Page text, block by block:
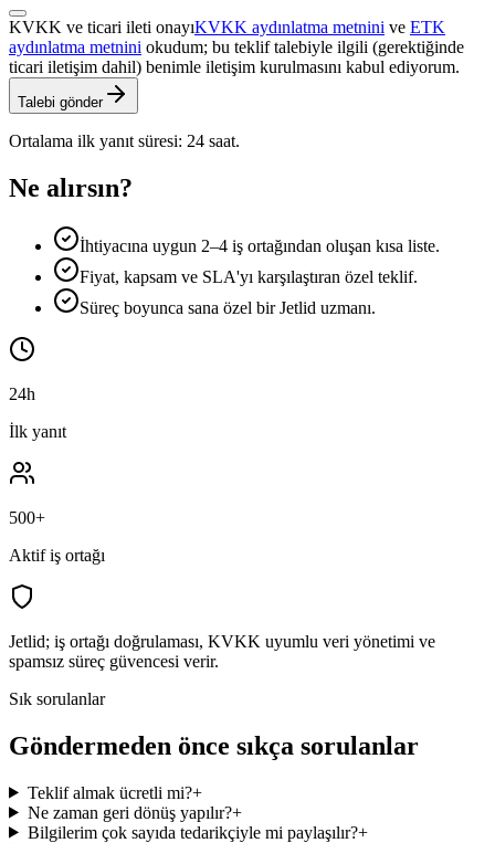
KVKK ve ticari ileti onayıKVKK aydınlatma metnini ve ETK
aydınlatma metnini okudum; bu teklif talebiyle ilgili (gerektiğinde
ticari iletişim dahil) benimle iletişim kurulmasını kabul ediyorum.
Talebi gönder
Ortalama ilk yanıt süresi: 24 saat.
Ne alırsın?
İhtiyacına uygun 2–4 iş ortağından oluşan kısa liste.
Fiyat, kapsam ve SLA'yı karşılaştıran özel teklif.
Süreç boyunca sana özel bir Jetlid uzmanı.
24h
İlk yanıt
500+
Aktif iş ortağı
Jetlid; iş ortağı doğrulaması, KVKK uyumlu veri yönetimi ve
spamsız süreç güvencesi verir.
Sık sorulanlar
Göndermeden önce sıkça sorulanlar
Teklif almak ücretli mi?+
Ne zaman geri dönüş yapılır?+
Bilgilerim çok sayıda tedarikçiyle mi paylaşılır?+